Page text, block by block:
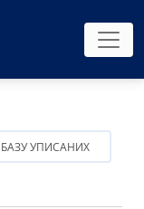
УПИСАНИХ